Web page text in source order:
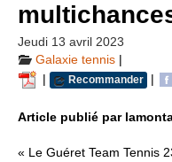
Jeudi 13 avril 2023
Galaxie tennis |
|
Recommander |
Article publié par
« Le Guéret Team Tennis